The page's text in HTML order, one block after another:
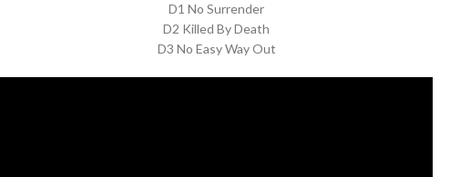
D1 No Surrender
D2 Killed By Death
D3 No Easy Way Out